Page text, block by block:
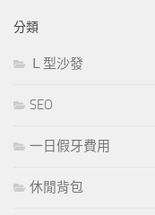
分類
Ｌ型沙發
SEO
一日假牙費用
休閒背包